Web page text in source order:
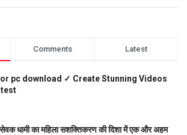
Comments Latest
pc download ✓ Create Stunning Videos
धामी का महिला सशक्तिकरण की दिशा में एक और अहम